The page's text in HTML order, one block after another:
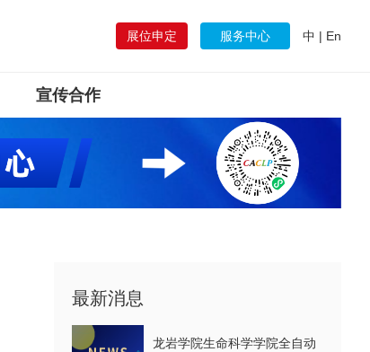
展位申定 服务中心 中 | En
宣传合作
最新消息
龙岩学院生命科学学院全自动